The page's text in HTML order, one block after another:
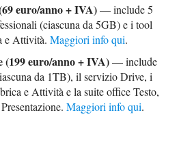
euro/anno + IVA)— include 5
(ciascuna da 5GB) e i tool
e Attività.Maggiori info qui.
(199 euro/anno + IVA)— include
da 1TB), il servizio Drive, i
e Attività e la suite office Testo,
Maggiori info qui.